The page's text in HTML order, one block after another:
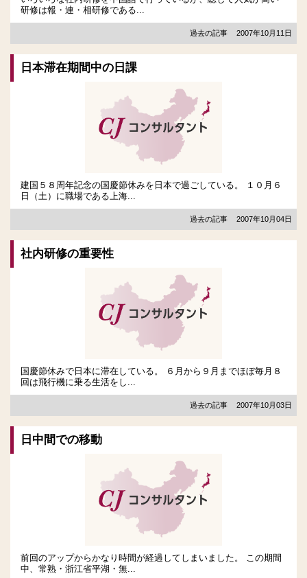
研修は報・連・相研修である...
過去の記事 2007年10月11日
日本滞在期間中の日課
建国５８周年記念の国慶節休みを日本で過ごしている。 １０月６
日（土）に職場である上海...
過去の記事 2007年10月04日
社内研修の重要性
国慶節休みで日本に滞在している。 ６月から９月までほぼ毎月８
回は飛行機に乗る生活をし...
過去の記事 2007年10月03日
日中間での移動
前回のアップからかなり時間が経過してしまいました。 この期間
中、常熟・浙江省平湖・無...